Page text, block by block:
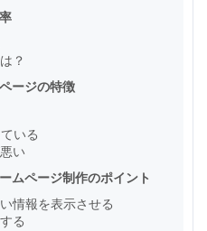
？
ージの特徴
いる
い
ムページ制作のポイント
情報を表示させる
る